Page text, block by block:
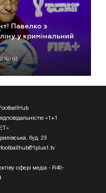
Павелко з
у кримінальний
«1+1
буд. 23
footballhub@1plus1.tv
сфері медіа - R40-